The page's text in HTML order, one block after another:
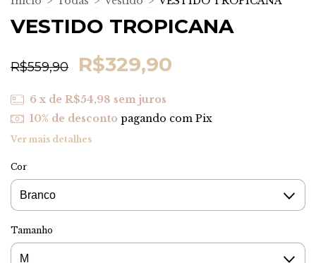
VESTIDO TROPICANA
R$559,90 R$329,90
6 x de R$54,98 sem juros
10% de desconto pagando com Pix
Ver mais detalhes
Cor
Tamanho